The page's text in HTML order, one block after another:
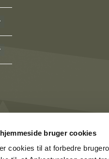
bruger cookies
cookies til at forbedre